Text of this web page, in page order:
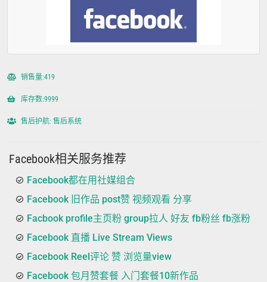
销售量:419
库存数:9999
售后护航: 售后系统
Facebook相关服务推荐
Facebook都在用社媒组合
Facebook 旧作品 post赞 视频观看 分享
Facbook profile主页粉 group拉人 好友 fb粉丝 fb涨粉
Facebook 直播 Live Stream Views
Facebook Reel评论 赞 浏览量view
Facebook 包月赞套餐 入门套餐10新作品